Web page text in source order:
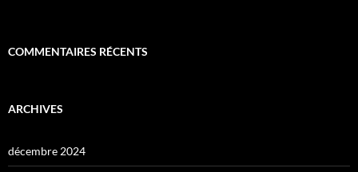
COMMENTAIRES RÉCENTS
ARCHIVES
décembre 2024